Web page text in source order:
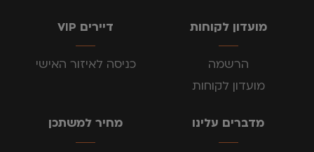
מועדון לקוחות
הרשמה
מועדון לקוחות
דיירים VIP
כניסה לאיזור האישי
מדברים עלינו מחיר למשתכן